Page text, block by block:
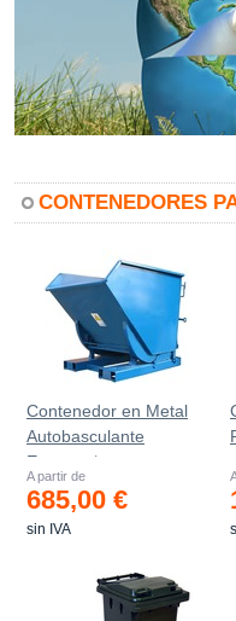
CONTENEDORES
Contenedor en Metal
Autobasculante
Estanco *
A partir de
685,00 €
sin IVA